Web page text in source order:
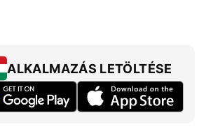
ALKALMAZÁS LETÖLTÉSE